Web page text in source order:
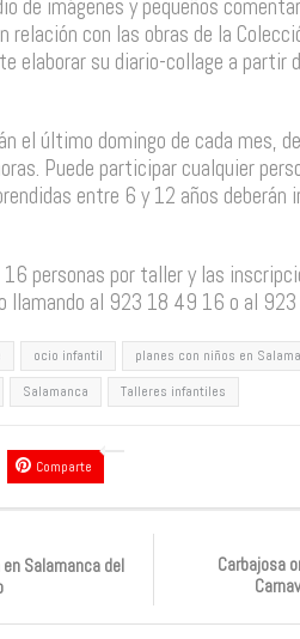
de imágenes y pequeños
relación con las obras de la
elaborar su diario-collage a partir
el último domingo de cada mes,
Puede participar cualquier
entre 6 y 12 años deberán
16 personas por taller y las
llamando al 923 18 49 16 o al
ocio infantil
planes con niños en
Salamanca Talleres infantiles
Comparte
Salamanca del
Carbajosa